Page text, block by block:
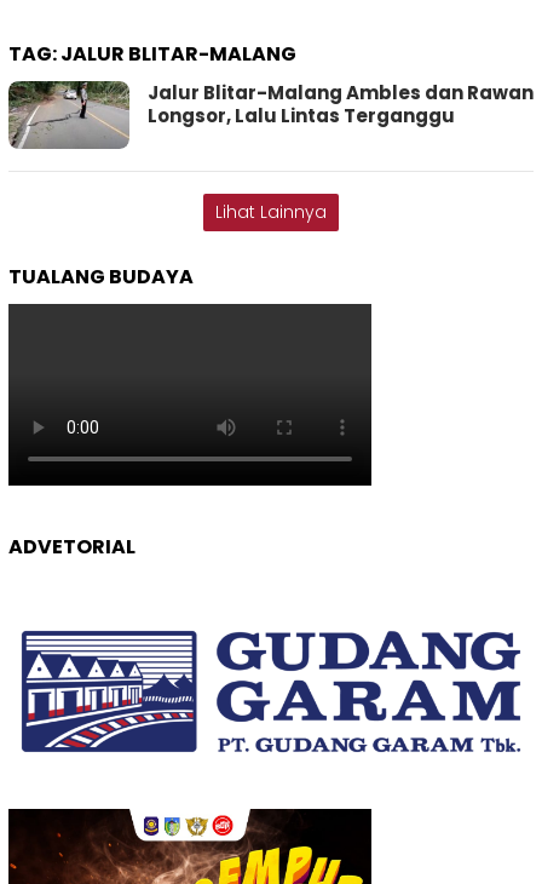
TAG:JALUR BLITAR-MALANG
Jalur Blitar-Malang Ambles dan Rawan
Longsor, Lalu Lintas Terganggu
Lihat Lainnya
TUALANG BUDAYA
ADVETORIAL